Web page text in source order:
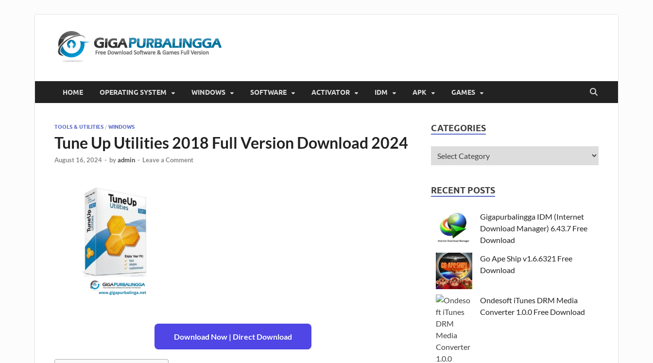
HOME OPERATING SYSTEM WINDOWS SOFTWARE ACTIVATOR IDM APK GAMES
TOOLS & UTILITIES / WINDOWS
Tune Up Utilities 2018 Full Version Download 2024
August 16, 2024 - byadmin - Leave a Comment
Download Now | Direct Download
CATEGORIES
RECENT POSTS
Gigapurbalingga IDM (Internet
Download Manager) 6.43.7 Free
Download
Go Ape Ship v1.6.6321 Free
Download
Ondesoft iTunes DRM Media
Converter 1.0.0 Free Download